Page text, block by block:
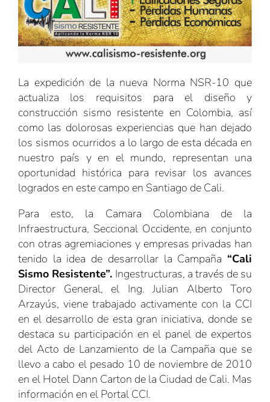
La expedición de la nueva Norma NSR-10 que
actualiza los requisitos para el diseño y
construcción sismo resistente en Colombia, así
como las dolorosas experiencias que han dejado
los sismos ocurridos a lo largo de esta década en
nuestro país y en el mundo, representan una
oportunidad histórica para revisar los avances
logrados en este campo en Santiago de Cali.
Para esto, la Camara Colombiana de la
Infraestructura, Seccional Occidente, en conjunto
con otras agremiaciones y empresas privadas han
tenido la idea de desarrollar la Campaña “Cali
Sismo Resistente”. Ingestructuras, a través de su
Director General, el Ing. Julian Alberto Toro
Arzayús, viene trabajado activamente con la CCI
en el desarrollo de esta gran iniciativa, donde se
destaca su participación en el panel de expertos
del Acto de Lanzamiento de la Campaña que se
llevo a cabo el pesado 10 de noviembre de 2010
en el Hotel Dann Carton de la Ciudad de Cali. Mas
información en el Portal CCI.